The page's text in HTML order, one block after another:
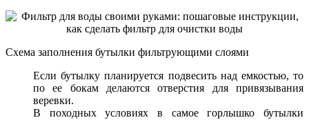
Схема заполнения бутылки фильтрующими слоями
Если бутылку планируется подвесить над емкостью, то
по ее бокам делаются отверстия для привязывания
веревки.
В походных условиях в самое горлышко бутылки